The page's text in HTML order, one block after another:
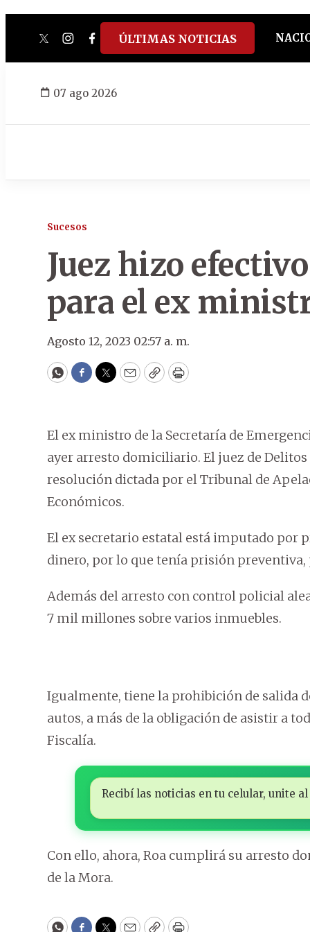
twitterinstagram
facebook
tiktokyoutube
spotify
ÚLTIMAS NOTICIAS
07 ago 2026
Sucesos
Juez hizo
para el ex
Agosto 12, 2023 02:57 a. m.
WhatsApp
Facebook
Twitter
EmailCopyPrint
El ex ministro de la Secretaría de
ayer arresto domiciliario. El juez de
resolución dictada por el Tribunal de
Económicos.
El ex secretario estatal está imputado por
dinero, por lo que tenía prisión preventiva,
Además del arresto con control policial
7 mil millones sobre varios inmuebles.
Igualmente, tiene la prohibición de salida
autos, a más de la obligación de asistir a
Fiscalía.
Recibí las noticias en tu celular, unite
Con ello, ahora, Roa cumplirá su arresto
de la Mora.